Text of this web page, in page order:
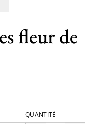
fleur de
QUANTITÉ